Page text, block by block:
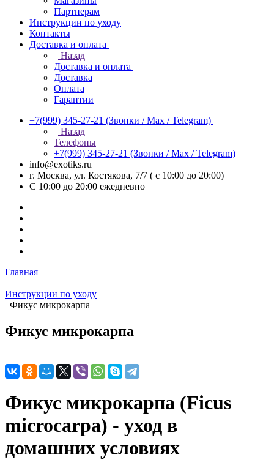
Партнерам
Инструкции по уходу
Контакты
Доставка и оплата
Назад
Доставка и оплата
Доставка
Оплата
Гарантии
+7(999) 345-27-21 (Звонки / Max / Telegram)
Назад
Телефоны
+7(999) 345-27-21 (Звонки / Max / Telegram)
info@exotiks.ru
г. Москва, ул. Костякова, 7/7 ( с 10:00 до 20:00)
С 10:00 до 20:00 ежедневно
Главная
–
Инструкции по уходу
–Фикус микрокарпа
Фикус микрокарпа
Фикус микрокарпа (Ficus
microcarpa) - уход в
домашних условиях